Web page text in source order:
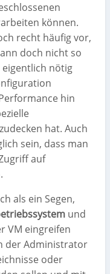
können.
recht häufig vor,
doch nicht so
eigentlich nötig
hin
hat. Auch
sein, dass man
auf
als ein Segen,
und
VM eingreifen
der Administrator
oder